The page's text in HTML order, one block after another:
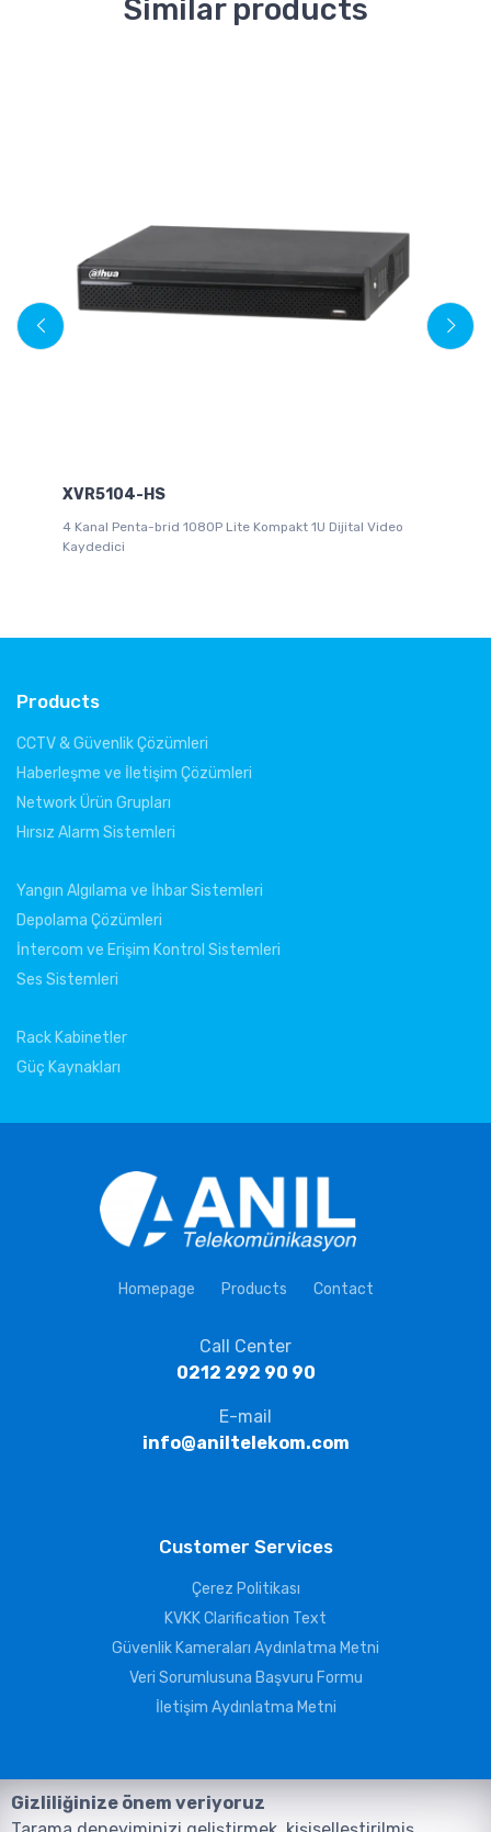
Similar products
XVR5104-HS
4 Kanal Penta-brid 1080P Lite Kompakt 1U Dijital Video
Kaydedici
Products
CCTV & Güvenlik Çözümleri
Haberleşme ve İletişim Çözümleri
Network Ürün Grupları
Hırsız Alarm Sistemleri
Yangın Algılama ve İhbar Sistemleri
Depolama Çözümleri
İntercom ve Erişim Kontrol Sistemleri
Ses Sistemleri
Rack Kabinetler
Güç Kaynakları
Homepage Products Contact
Call Center
0212 292 90 90
E-mail
info@aniltelekom.com
Customer Services
Çerez Politikası
KVKK Clarification Text
Güvenlik Kameraları Aydınlatma Metni
Veri Sorumlusuna Başvuru Formu
İletişim Aydınlatma Metni
Gizliliğinize önem veriyoruz